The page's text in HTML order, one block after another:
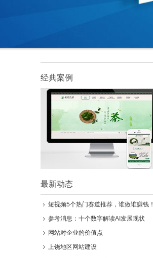
经典案例
最新动态
短视频5个热门赛道推荐，谁做谁赚钱！
参考消息：十个数字解读AI发展现状
网站对企业的价值点
上饶地区网站建设